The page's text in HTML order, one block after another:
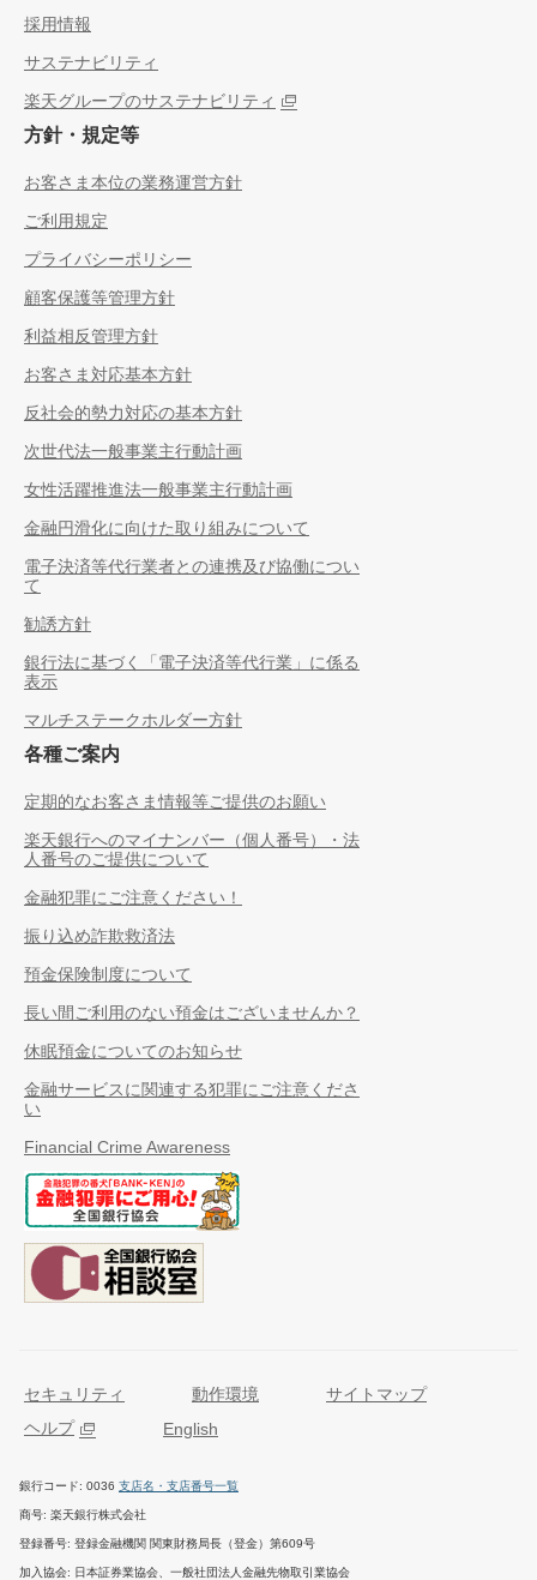
採用情報
サステナビリティ
楽天グループのサステナビリティ
方針・規定等
お客さま本位の業務運営方針
ご利用規定
プライバシーポリシー
顧客保護等管理方針
利益相反管理方針
お客さま対応基本方針
反社会的勢力対応の基本方針
次世代法一般事業主行動計画
女性活躍推進法一般事業主行動計画
金融円滑化に向けた取り組みについて
電子決済等代行業者との連携及び協働につい
て
勧誘方針
銀行法に基づく「電子決済等代行業」に係る
表示
マルチステークホルダー方針
各種ご案内
定期的なお客さま情報等ご提供のお願い
楽天銀行へのマイナンバー（個人番号）・法
人番号のご提供について
金融犯罪にご注意ください！
振り込め詐欺救済法
預金保険制度について
長い間ご利用のない預金はございませんか？
休眠預金についてのお知らせ
金融サービスに関連する犯罪にご注意くださ
い
Financial Crime Awareness
セキュリティ 動作環境
サイトマップ
ヘルプ
English
銀行コード 0036 支店名・支店番号一覧
商号 楽天銀行株式会社
登録番号 登録金融機関 関東財務局長（登金）第609号
加入協会 日本証券業協会、一般社団法人金融先物取引業協会